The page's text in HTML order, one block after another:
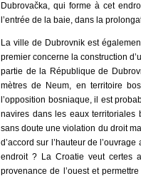
Dubrovačka, qui forme à cet
l’entrée de la baie, dans la
La ville de Dubrovnik est
premier concerne la construction
partie de la République de
mètres de Neum, en territoire
l’opposition bosniaque, il est
navires dans les eaux territoriales
sans doute une violation du droit
d’accord sur l’hauteur de
endroit ? La Croatie veut certes
provenance de l’ouest et